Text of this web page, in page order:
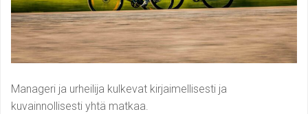
Manageri ja urheilija kulkevat kirjaimellisesti ja
kuvainnollisesti yhtä matkaa.